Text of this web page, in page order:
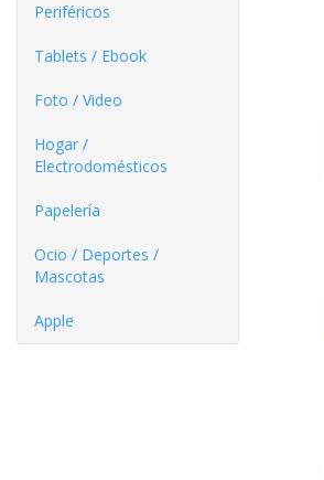
Periféricos
Tablets / Ebook
Foto / Video
Hogar /
Electrodomésticos
Papelería
Ocio / Deportes /
Mascotas
Apple